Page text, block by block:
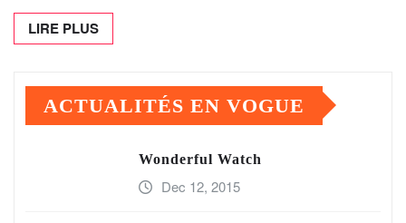
LIRE PLUS
ACTUALITÉS EN VOGUE
Wonderful Watch
Dec 12, 2015